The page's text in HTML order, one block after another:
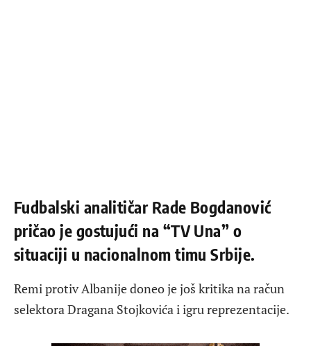
Fudbalski analitičar Rade Bogdanović
pričao je gostujući na “TV Una” o
situaciji u nacionalnom timu Srbije.
Remi protiv Albanije doneo je još kritika na račun
selektora Dragana Stojkovića i igru reprezentacije.